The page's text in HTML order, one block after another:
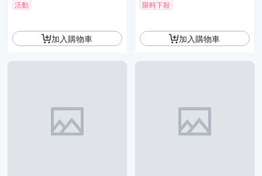
活動
加入購物車
限時下殺
加入購物車